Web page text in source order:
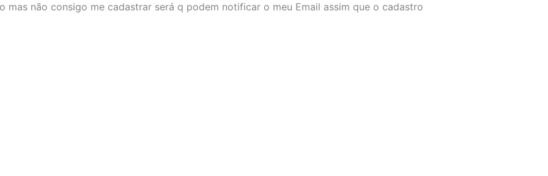
mas não consigo me cadastrar será q podem notificar o meu Email assim que o cadastro